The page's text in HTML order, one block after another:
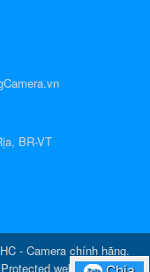
BR-VT
- Camera chính hãng.
website